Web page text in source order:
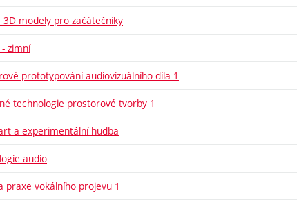
3D modely pro začátečníky
zimní
prototypování audiovizuálního díla 1
technologie prostorové tvorby 1
a experimentální hudba
audio
praxe vokálního projevu 1